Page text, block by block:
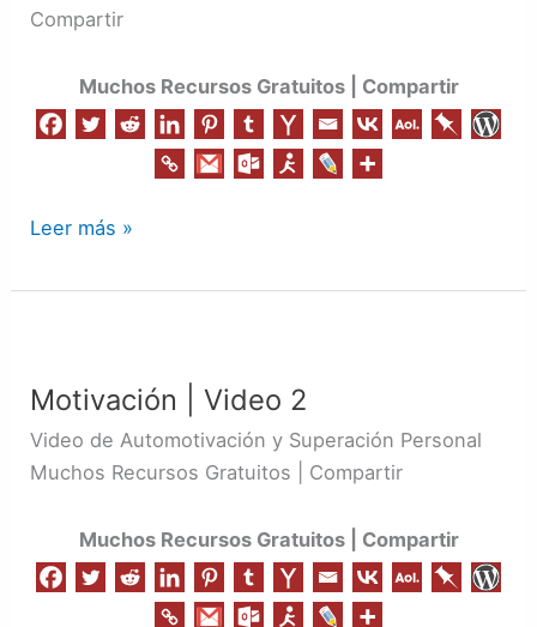
Compartir
Muchos Recursos Gratuitos | Compartir
Leer más »
Motivación | Video 2
Video de Automotivación y Superación Personal
Muchos Recursos Gratuitos | Compartir
Muchos Recursos Gratuitos | Compartir
Video
2